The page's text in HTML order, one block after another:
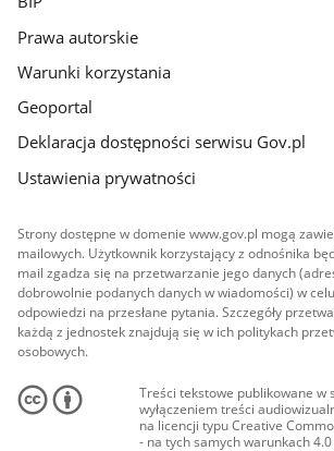
Prawa autorskie
Warunki korzystania
Geoportal
Deklaracja dostępności serwisu Gov.pl
Ustawienia prywatności
Strony dostępne w domenie www.gov.pl mogą
mailowych. Użytkownik korzystający z odnośnika
mail zgadza się na przetwarzanie jego danych
dobrowolnie podanych danych w wiadomości) w
odpowiedzi na przesłane pytania. Szczegóły
każdą z jednostek znajdują się w ich politykach
osobowych.
Treści tekstowe publikowane w
wyłączeniem treści
na licencji typu Creative
- na tych samych warunkach 4.0